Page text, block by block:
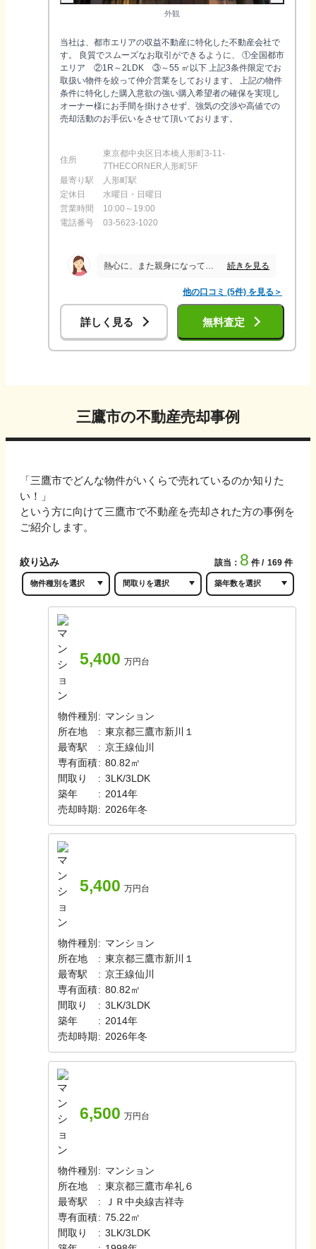
外観
当社は、都市エリアの収益不動産に特化した不動産会社で
す。 良質でスムーズなお取引ができるように、 ①全国都市
エリア ②1R～2LDK ③～55 ㎡以下 上記3条件限定でお
取扱い物件を絞って仲介営業をしております。 上記の物件
条件に特化した購入意欲の強い購入希望者の確保を実現し
オーナー様にお手間を掛けさせず、強気の交渉や高値での
売却活動のお手伝いをさせて頂いております。
住所
東京都中央区日本橋人形町3-11-
7THECORNER人形町5F
最寄り駅
人形町駅
定休日
水曜日・日曜日
営業時間
10:00～19:00
電話番号
03-5623-1020
熱心に、また親身になってこちらの次女も踏まえて相談に乗っていただきました。質問があった際も、すぐに折り返してくれたりなど、丁寧に対応してもらいました。 続きを見る
他の口コミ (5件) を見る＞
詳しく見る 無料査定
三鷹市の不動産売却事例
「三鷹市でどんな物件がいくらで売れているのか知りた
い！」
という方に向けて三鷹市で不動産を売却された方の事例を
ご紹介します。
絞り込み 該当： 8 件 169 件
5,400 万円台
物件種別 : マンション
所在地
: 東京都三鷹市新川１
最寄駅
: 京王線仙川
専有面積: 80.82㎡
間取り
: 3LK/3LDK
築年
: 2014年
売却時期 : 2026年冬
5,400 万円台
物件種別 : マンション
所在地
: 東京都三鷹市新川１
最寄駅
: 京王線仙川
専有面積: 80.82㎡
間取り
: 3LK/3LDK
築年
: 2014年
売却時期 : 2026年冬
6,500 万円台
物件種別 : マンション
所在地
: 東京都三鷹市牟礼６
最寄駅
: ＪＲ中央線吉祥寺
専有面積: 75.22㎡
間取り
: 3LK/3LDK